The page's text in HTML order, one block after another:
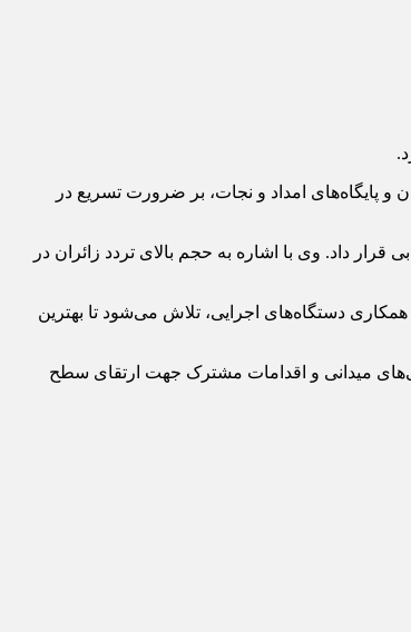
و پایگاه‌های امداد و نجات، بر ضرورت تسریع در
داد. وی با اشاره به حجم بالای تردد زائران در
دستگاه‌های اجرایی، تلاش می‌شود تا بهترین
میدانی و اقدامات مشترک جهت ارتقای سطح